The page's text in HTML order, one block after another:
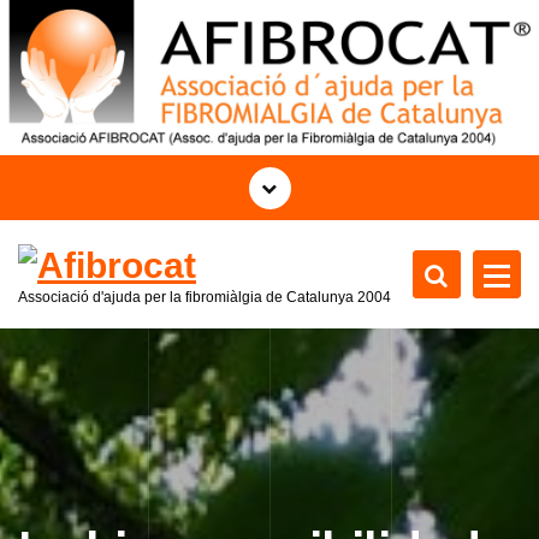
o
n
Associació d'ajuda per la fibromiàlgia de Catalunya 2004